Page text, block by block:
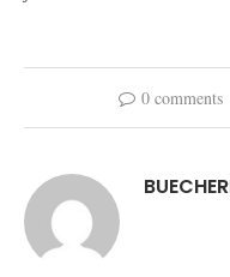
0 comments